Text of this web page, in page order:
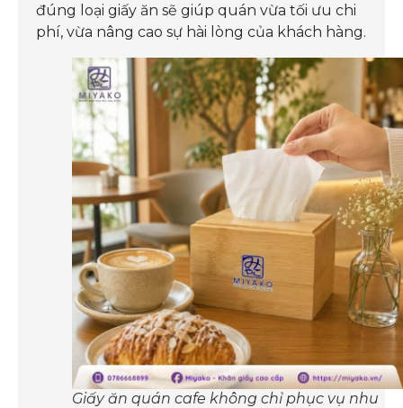
đúng loại giấy ăn sẽ giúp quán vừa tối ưu chi
phí, vừa nâng cao sự hài lòng của khách hàng.
Giấy ăn quán cafe không chỉ phục vụ nhu